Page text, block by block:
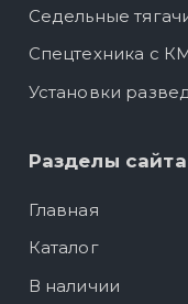
Седельные
Спецтехника с
Установки
Разделы сайта
Главная
Каталог
В наличии